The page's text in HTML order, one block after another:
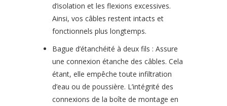
d’isolation et les flexions excessives.
Ainsi, vos câbles restent intacts et
fonctionnels plus longtemps.
Bague d’étanchéité à deux fils : Assure
une connexion étanche des câbles. Cela
étant, elle empêche toute infiltration
d’eau ou de poussière. L’intégrité des
connexions de la boîte de montage en